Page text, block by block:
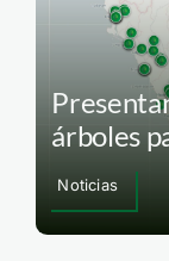
árboles
Noticias